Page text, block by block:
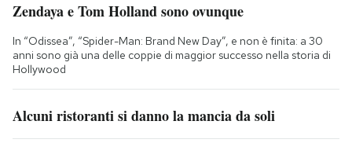
Zendaya e Tom Holland sono ovunque
In “Odissea”, “Spider-Man: Brand New Day”, e non è finita: a 30
anni sono già una delle coppie di maggior successo nella storia di
Hollywood
Alcuni ristoranti si danno la mancia da soli